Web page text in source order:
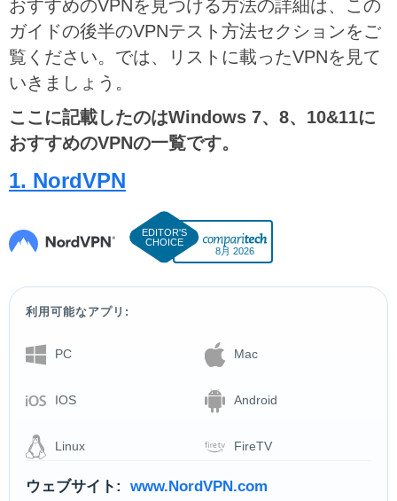
おすすめのVPNを見つける方法の詳細は、この
ガイドの後半のVPNテスト方法セクションをご
覧ください。では、リストに載ったVPNを見て
いきましょう。
ここに記載したのはWindows 7、8、10&11に
おすすめのVPNの一覧です。
1. NordVPN
8月 2026
利用可能なアプリ:
PC Mac
IOS Android
Linux FireTV
ウェブサイト:
www.NordVPN.com